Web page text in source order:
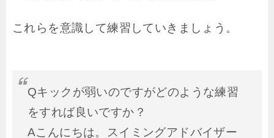
これらを意識して練習していきましょう。
Qキックが弱いのですがどのような練習
をすれば良いですか？
Aこんにちは。スイミングアドバイザー